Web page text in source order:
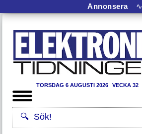
Annonsera ∿
TORSDAG 6 AUGUSTI 2026 VECKA 32